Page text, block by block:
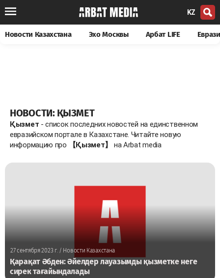
KZ
Новости Казахстана Эхо Москвы Арбат LIFE
НОВОСТИ: ҚЫЗМЕТ
Қызмет - список последних новостей на единственном
евразийском портале в Казахстане. Читайте новую
информацию про
【Қызмет】 на Arbat media
27 сентября 2023 г./ Новости Казахстана
Қарақат Әбден: Әйелдер лауазымды қызметке неге
сирек тағайындалады